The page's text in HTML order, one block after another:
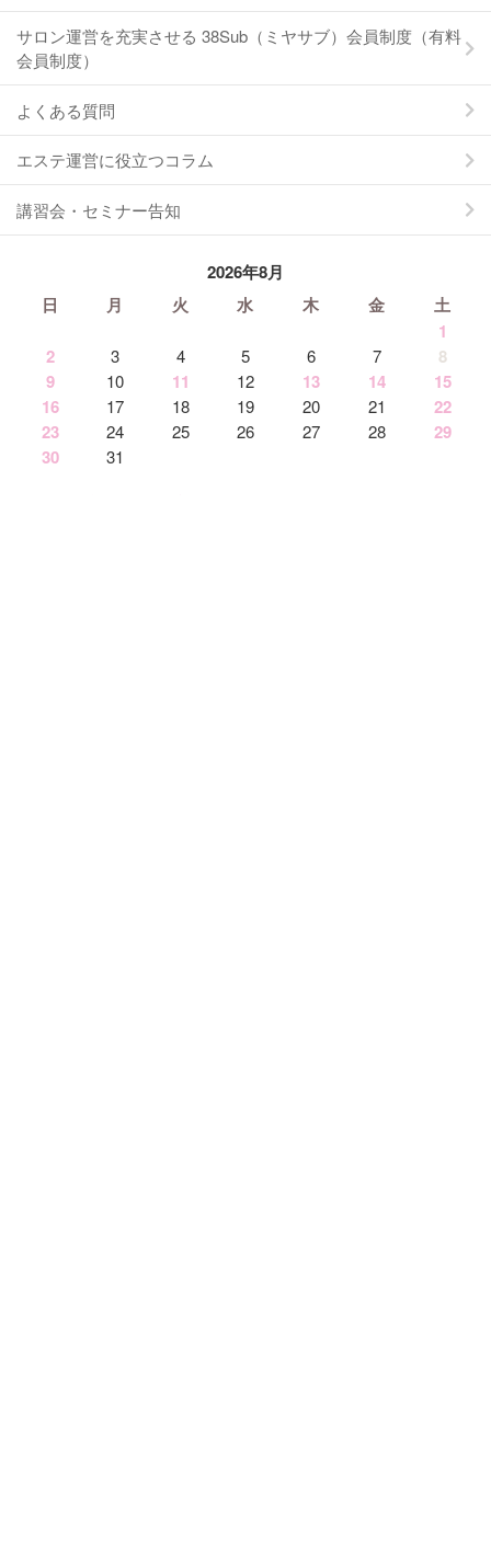
サロン運営を充実させる 38Sub（ミヤサブ）会員制度（有料
会員制度）
よくある質問
エステ運営に役立つコラム
講習会・セミナー告知
2026年8月
日
月 火 水 木 金
土
1
2
3 4 5 6 7
8
9
10 11 12 13 14
15
16
17 18 19 20 21
22
23
24 25 26 27 28
29
30
31